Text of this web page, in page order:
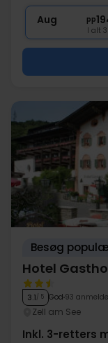
∞ Gratis
Aug pp
I alt
Besøg
Hotel
3.1/ 5 God 93
Zell am See
Inkl. 3-retters